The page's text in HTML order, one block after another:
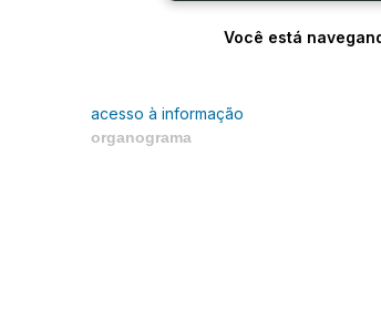
Você está
acesso à informação
organograma